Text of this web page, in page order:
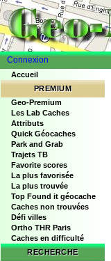
Connexion
Accueil
PREMIUM
Geo-Premium
Les Lab Caches
Attributs
Quick Géocaches
Park and Grab
Trajets TB
Favorite scores
La plus favorisée
La plus trouvée
Top Found it géocache
Caches non trouvées
Défi villes
Ortho THR Paris
Caches en difficulté
RECHERCHE